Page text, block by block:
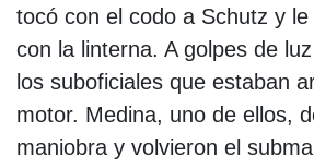
tocó con el codo a Schutz y
con la linterna. A golpes de
los suboficiales que estaban
motor. Medina, uno de ellos,
maniobra y volvieron el